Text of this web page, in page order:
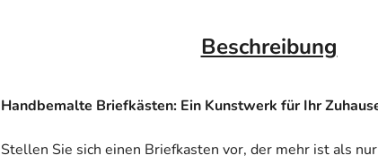
Beschreibung
Handbemalte Briefkästen: Ein Kunstwerk für Ihr
Stellen Sie sich einen Briefkasten vor, der mehr ist als